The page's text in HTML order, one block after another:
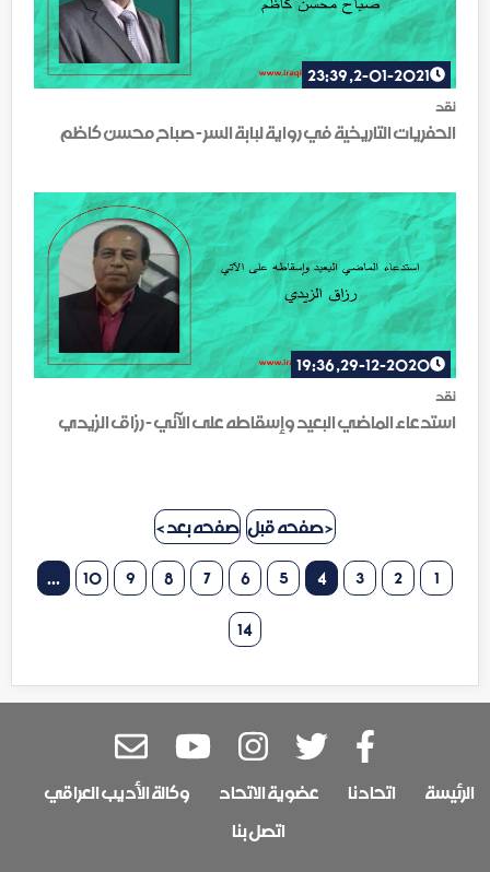
نقد
2-01-2021, 23:39
الحفريات التاريخية في رواية لبابة السر - صباح محسن كاظم
نقد
29-12-2020, 19:36
استدعاء الماضي البعيد وإسقاطه على الآني - رزاق الزيدي
< صفحه قبل صفحه بعد >
1
2
3
4
5
6
7
8
9
10
...
14
الرئيسة اتحادنا عضوية الاتحاد
وكالة الأديب العراقي
اتصل بنا